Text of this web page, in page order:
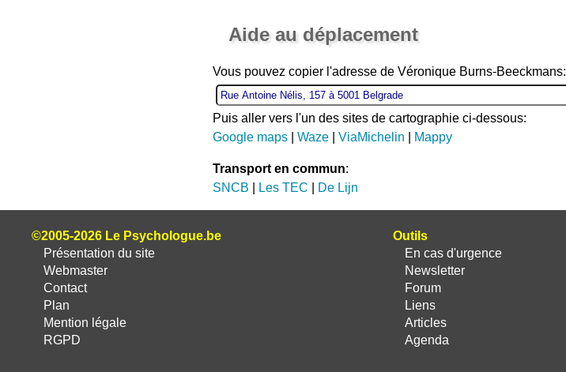
Aide au déplacement
Vous pouvez copier l'adresse de Véronique Burns-Beeckmans:
Puis aller vers l'un des sites de cartographie ci-dessous:
Google maps| Waze| ViaMichelin Mappy
Transport en commun:
SNCB
Les TEC De Lijn
©2005-2026 Le Psychologue.be
Présentation du site
Webmaster
Contact
Plan
Mention légale
RGPD
Outils
En cas d'urgence
Newsletter
Forum
Liens
Articles
Agenda